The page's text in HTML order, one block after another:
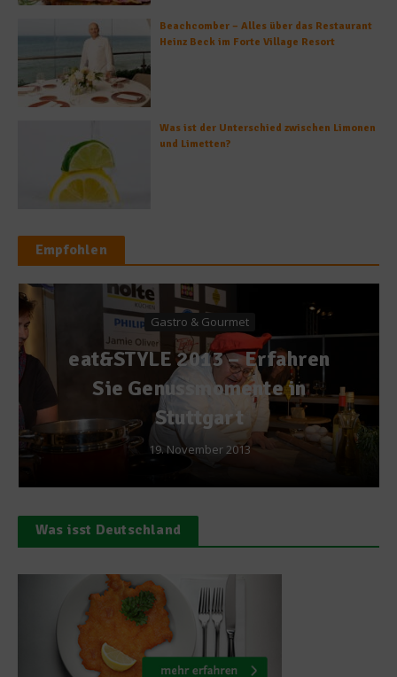
Beachcomber – Alles über das Restaurant
Heinz Beck im Forte Village Resort
Was ist der Unterschied zwischen Limonen
und Limetten?
Empfohlen
Gastro & Gourmet
eat&STYLE 2013 – Erfahren
Sie Genussmomente in
Stuttgart
19. November 2013
Was isst Deutschland